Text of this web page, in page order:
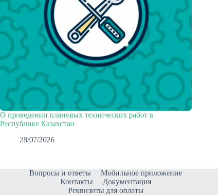
О проведении плановых технических работ в
Республике Казахстан
28/07/2026
Вопросы и ответы
Мобильное приложение
Контакты
Документация
Реквизиты для оплаты